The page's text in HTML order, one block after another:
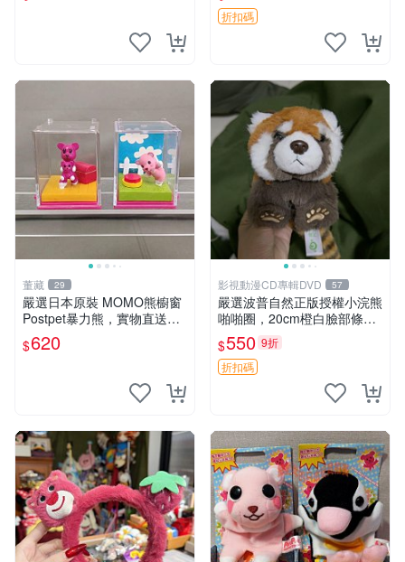
折扣碼
董藏 29
嚴選日本原裝 MOMO熊櫥窗
Postpet暴力熊，實物直送新
臺灣。MOMO熊 暴力熊 熊貓
櫥窗
$620
影視動漫CD專輯DVD 57
嚴選波普自然正版授權小浣熊
啪啪圈，20cm橙白臉部條紋
清晰，毛絨超萌贈品推薦。
小浣熊 波普 圈環
$550 9折
折扣碼